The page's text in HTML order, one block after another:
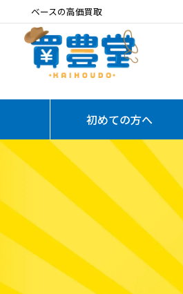
ベースの高価買取
初めての方へ